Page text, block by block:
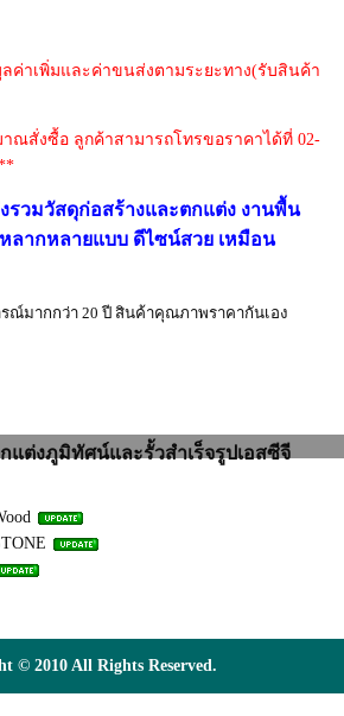
ค่าเพิ่มและค่าขนส่งตามระยะทาง(รับสินค้า
ณสั่งซื้อ ลูกค้าสามารถโทรขอราคาได้ที่ 02-
รวมวัสดุก่อสร้างและตกแต่ง งานพื้น
ากหลายแบบ ดีไซน์สวย เหมือน
ณ์มากกว่า 20 ปี สินค้าคุณภาพราคากันเอง
ต่งภูมิทัศน์และรั้วสำเร็จรูปเอสซีจี
© 2010 All Rights Reserved.